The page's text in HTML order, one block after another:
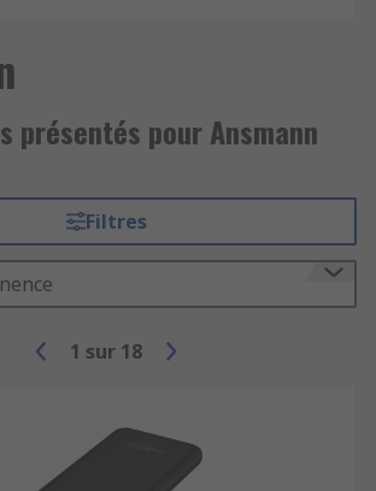
présentés pour Ansmann
Filtres
1 sur 18